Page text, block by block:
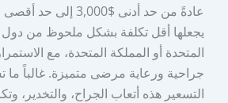
يجعلها أقل تكلفة بشكل ملحوظ من دول
المتحدة أو المملكة المتحدة، مع
جراحية ورعاية مرضى متميزة. غالباً ما
التسعير هذه أتعاب الجراح، والتخدير،